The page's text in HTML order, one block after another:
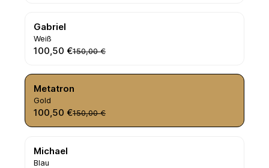
Gabriel
Weiß
100,50 €150,00 €
Metatron
Gold
100,50 €150,00 €
Michael
Blau